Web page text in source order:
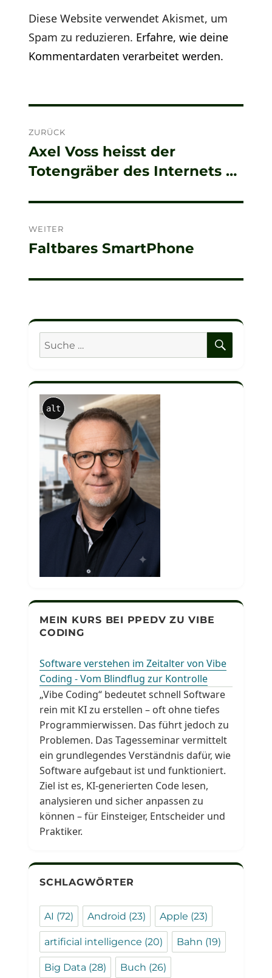
Diese Website verwendet Akismet, um
Spam zu reduzieren. Erfahre, wie deine
Kommentardaten verarbeitet werden.
ZURÜCK
Vorheriger
Beitrag:
Axel Voss heisst der
Totengräber des Internets …
WEITER
Nächster
Faltbares SmartPhone
Suche
nach:
alt
MEIN KURS BEI PPEDV ZU VIBE
CODING
Software verstehen im Zeitalter von Vibe
Coding - Vom Blindflug zur Kontrolle
„Vibe Coding“ bedeutet schnell Software
rein mit KI zu erstellen – oft ohne tiefes
Programmierwissen. Das führt jedoch zu
Problemen. Das Tagesseminar vermittelt
ein grundlegendes Verständnis dafür, wie
Software aufgebaut ist und funktioniert.
Ziel ist es, KI-generierten Code lesen,
analysieren und sicher anpassen zu
können – für Einsteiger, Entscheider und
Praktiker.
SCHLAGWÖRTER
AI (72) Android (23) Apple (23)
artificial intelligence (20) Bahn (19)
Big Data (28) Buch (26)